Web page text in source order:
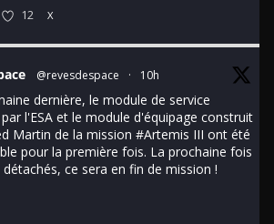
12 X
@revesdespace · 10h
dernière, le module de service
l'ESA et le module d'équipage construit
Martin de la mission #Artemis III ont été
pour la première fois. La prochaine fois
ce sera en fin de mission !